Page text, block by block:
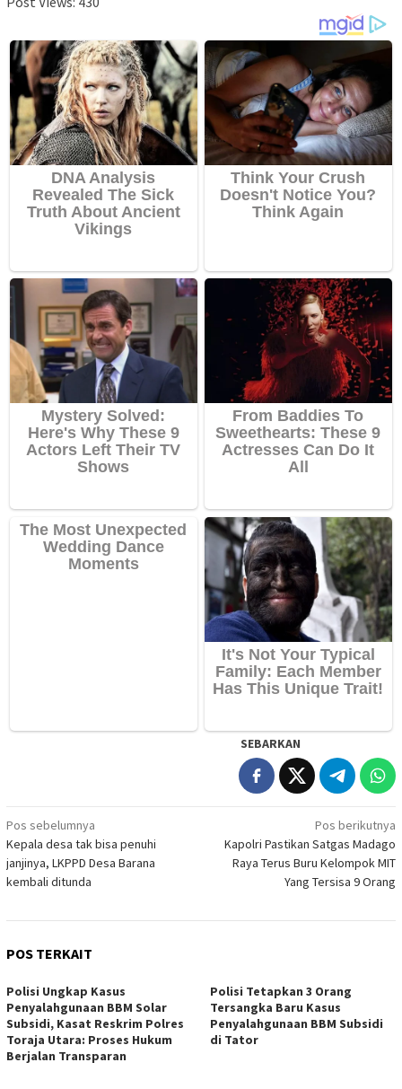
SEBARKAN
Navigasi
pos
Pos sebelumnya
Kepala desa tak bisa penuhi
janjinya, LKPPD Desa Barana
kembali ditunda
Pos berikutnya
Kapolri Pastikan Satgas Madago
Raya Terus Buru Kelompok MIT
Yang Tersisa 9 Orang
POS TERKAIT
Polisi Ungkap Kasus
Penyalahgunaan BBM Solar
Subsidi, Kasat Reskrim Polres
Toraja Utara: Proses Hukum
Berjalan Transparan
Polisi Tetapkan 3 Orang
Tersangka Baru Kasus
Penyalahgunaan BBM Subsidi
di Tator